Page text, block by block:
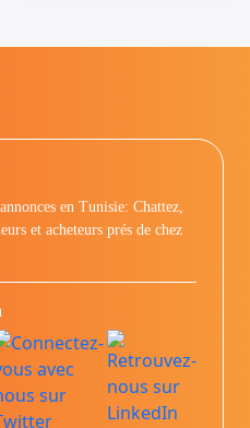
en Tunisie: Chattez,
et acheteurs prés de chez